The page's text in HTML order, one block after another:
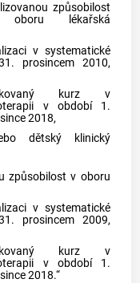
způsobilost
lékařská
v systematické
prosincem 2010,
kurz v
v období 1.
2018,
dětský klinický
způsobilost v oboru
v systematické
prosincem 2009,
kurz v
v období 1.
2018.“